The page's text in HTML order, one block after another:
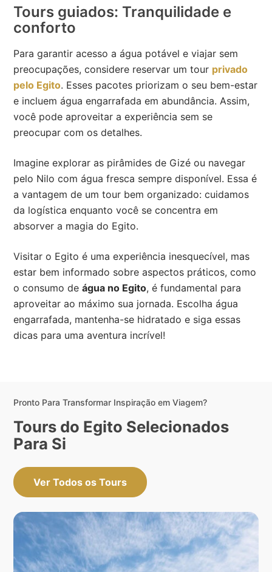
Tours guiados: Tranquilidade e
conforto
Para garantir acesso a água potável e viajar sem
preocupações, considere reservar um tour privado
pelo Egito. Esses pacotes priorizam o seu bem-estar
e incluem água engarrafada em abundância. Assim,
você pode aproveitar a experiência sem se
preocupar com os detalhes.
Imagine explorar as pirâmides de Gizé ou navegar
pelo Nilo com água fresca sempre disponível. Essa é
a vantagem de um tour bem organizado: cuidamos
da logística enquanto você se concentra em
absorver a magia do Egito.
Visitar o Egito é uma experiência inesquecível, mas
estar bem informado sobre aspectos práticos, como
o consumo deágua no Egito, é fundamental para
aproveitar ao máximo sua jornada. Escolha água
engarrafada, mantenha-se hidratado e siga essas
dicas para uma aventura incrível!
Pronto Para Transformar Inspiração em Viagem?
Tours do Egito Selecionados
Para Si
Ver Todos os Tours